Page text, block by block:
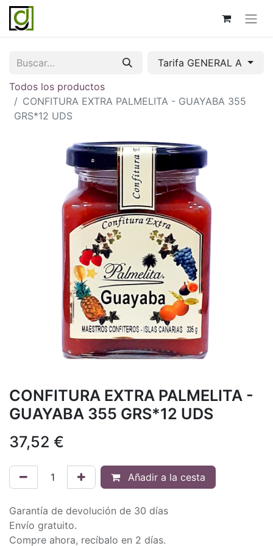
Tarifa GENERAL A
Todos los productos
CONFITURA EXTRA PALMELITA - GUAYABA 355
GRS*12 UDS
CONFITURA EXTRA PALMELITA -
GUAYABA 355 GRS*12 UDS
37,52 €
Añadir a la cesta
Garantía de devolución de 30 días
Envío gratuito.
Compre ahora, recíbalo en 2 días.